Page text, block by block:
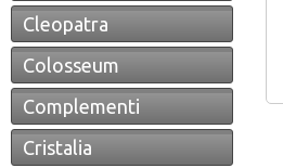
Cleopatra
Colosseum
Complementi
Cristalia